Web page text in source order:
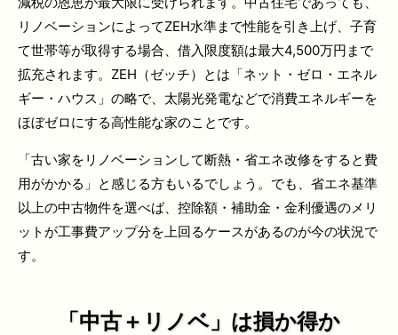
リノベーションによってZEH水準まで性能を引き上げ、子育
て世帯等が取得する場合、借入限度額は最大4,500万円まで
拡充されます。ZEH（ゼッチ）とは「ネット・ゼロ・エネル
ギー・ハウス」の略で、太陽光発電などで消費エネルギーを
ほぼゼロにする高性能な家のことです。
「古い家をリノベーションして断熱・省エネ改修をすると費
用がかかる」と感じる方もいるでしょう。でも、省エネ基準
以上の中古物件を選べば、控除額・補助金・金利優遇のメリ
ットが工事費アップ分を上回るケースがあるのが今の状況で
す。
「中古＋リノベ」は損か得か